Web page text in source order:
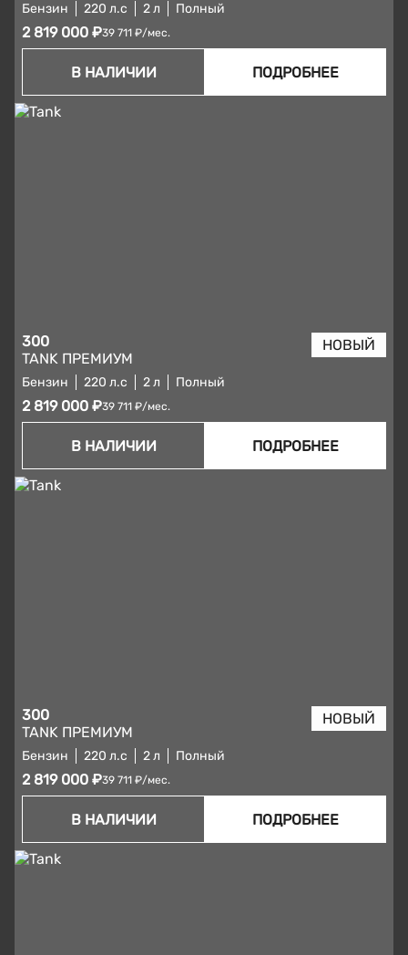
Бензин 220 л.с 2 л Полный
2 819 000 ₽39 711 ₽/мес.
В НАЛИЧИИ ПОДРОБНЕЕ
300
TANK ПРЕМИУМ
Бензин 220 л.с 2 л Полный
2 819 000 ₽39 711 ₽/мес.
В НАЛИЧИИ ПОДРОБНЕЕ
300
TANK ПРЕМИУМ
Бензин 220 л.с 2 л Полный
2 819 000 ₽39 711 ₽/мес.
В НАЛИЧИИ ПОДРОБНЕЕ